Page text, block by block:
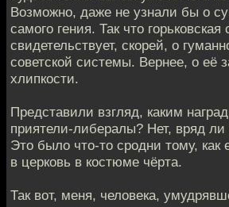
Возможно, даже не узнали бы о
самого гения. Так что
свидетельствует, скорей, о
советской системы. Вернее, о её
хлипкости.
Представили взгляд, каким
приятели-либералы? Нет, вряд
Это было что-то сродни тому,
в церковь в костюме чёрта.
Так вот, меня, человека,